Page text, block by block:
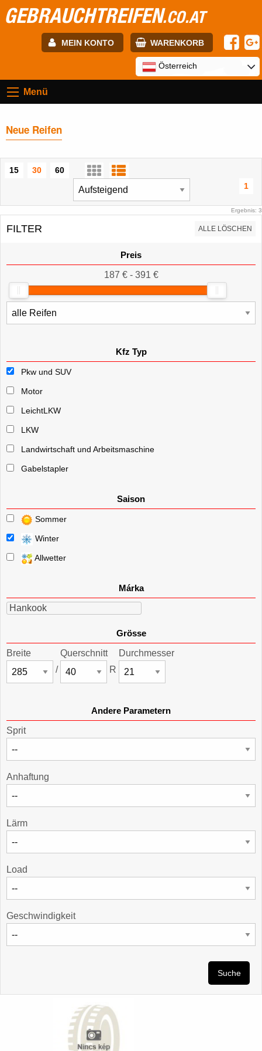
GEBRAUCHTREIFEN.CO.AT
MEIN KONTO WARENKORB
Passwort:
Österreich
Menü
Neue Reifen
15 30
60
1
Ergebnis: 3
FILTER ALLE LÖSCHEN
Preis
187 € - 391 €
Kfz Typ
Pkw und SUV
Motor
LeichtLKW
LKW
Landwirtschaft und Arbeitsmaschine
Gabelstapler
Saison
Sommer
Winter
Allwetter
Márka
Hankook
Grösse
Breite
/
Querschnitt
R
Durchmesser
Andere Parametern
Sprit
Anhaftung
Lärm
Load
Geschwindigkeit
Suche